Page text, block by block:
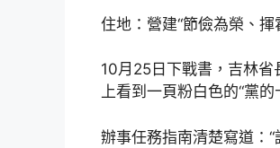
住地：營建“節儉為榮、揮
10月25日下戰書，吉林
上看到一頁粉白色的“黨
辦事任務指南清楚寫道：